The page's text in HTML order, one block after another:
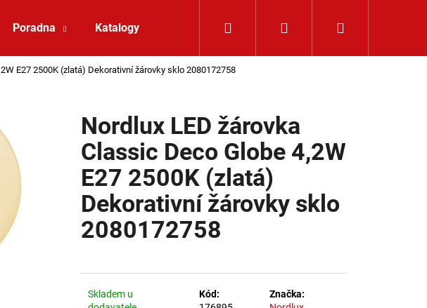
Poradna Katalogy Přihlášení
E27 2500K (zlatá) Dekorativní žárovky sklo 2080172758
Nordlux LED žárovka
Classic Deco Globe 4,2W
E27 2500K (zlatá)
Dekorativní žárovky sklo
2080172758
Skladem u
Kód:
Značka:
SAUNA LED PÁSEK 24V RGBW 9,6W IP65